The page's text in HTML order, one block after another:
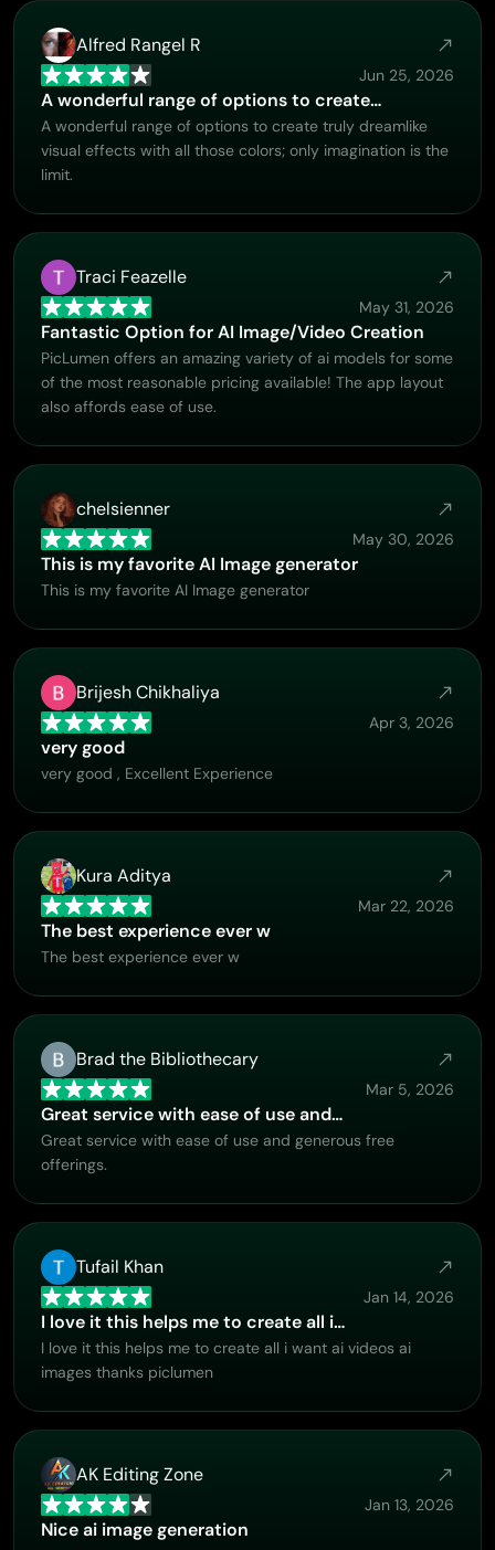
Alfred Rangel R
Jun 25, 2026
A wonderful range of options to create…
A wonderful range of options to create truly dreamlike
visual effects with all those colors; only imagination is the
limit.
Traci Feazelle
May 31, 2026
Fantastic Option for AI Image/Video Creation
PicLumen offers an amazing variety of ai models for some
of the most reasonable pricing available! The app layout
also affords ease of use.
chelsienner
May 30, 2026
This is my favorite AI Image generator
This is my favorite AI Image generator
Brijesh Chikhaliya
Apr 3, 2026
very good
very good , Excellent Experience
Kura Aditya
Mar 22, 2026
The best experience ever w
The best experience ever w
Brad the Bibliothecary
Mar 5, 2026
Great service with ease of use and…
Great service with ease of use and generous free
offerings.
Tufail Khan
Jan 14, 2026
I love it this helps me to create all i…
I love it this helps me to create all i want ai videos ai
images thanks piclumen
AK Editing Zone
Jan 13, 2026
Nice ai image generation